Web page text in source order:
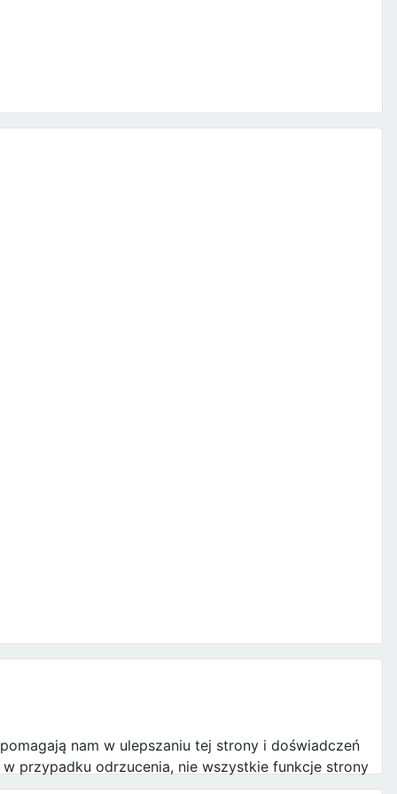
nam w ulepszaniu tej strony i doświadczeń
przypadku odrzucenia, nie wszystkie funkcje strony